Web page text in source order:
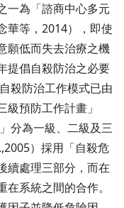
一為「諮商中心多元
華等，2014），即使
願低而失去治療之機
提倡自殺防治之必要
殺防治工作模式已由
預防工作計畫」
分為一級、二級及三
）採用「自殺危
續處理三部分，而在
系統之間的合作。